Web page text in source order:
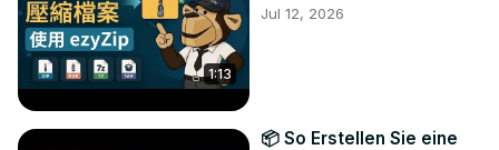
1:13
Jul 12, 2026
📦 So Erstellen Sie eine